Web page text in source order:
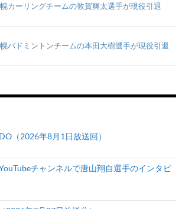
カーリングチームの敦賀爽太選手が現役引退
バドミントンチームの本田大樹選手が現役引退
（2026年8月1日放送回）
チャンネルで唐山翔自選手のインタビ